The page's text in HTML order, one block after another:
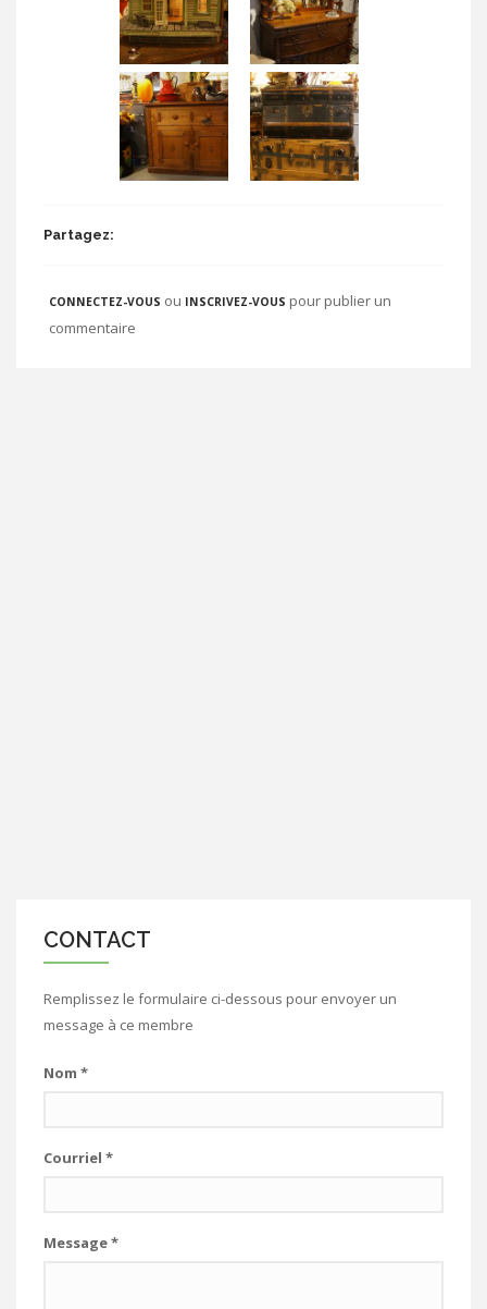
Partagez:
CONNECTEZ-VOUS ou INSCRIVEZ-VOUS pour publier un
commentaire
CONTACT
Remplissez le formulaire ci-dessous pour envoyer un
message à ce membre
Nom *
Courriel *
Message*